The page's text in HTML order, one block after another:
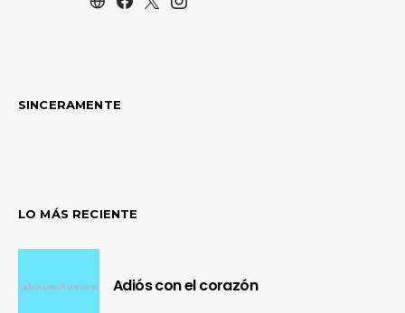
SINCERAMENTE
LO MÁS RECIENTE
Adiós con el corazón